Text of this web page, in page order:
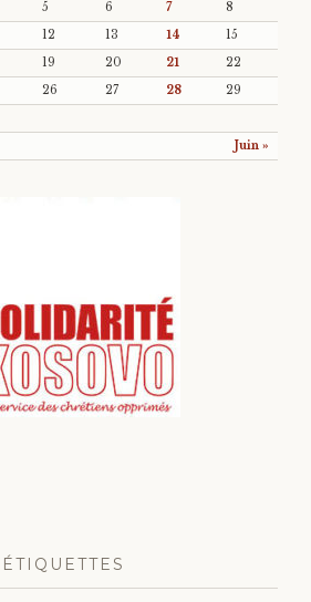
Juin »
5 6 7
8
12 13 14
15
19 20 21
22
26 27 28
29
ÉTIQUETTES